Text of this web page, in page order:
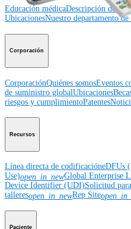
Educación médicaDescripción de
UbicacionesNuestro departamento
Corporación
CorporaciónQuiénes somosEventos
de suministro globalUbicaciones
riesgos y cumplimientoPatentes
Recursos
Línea directa de codificacióneDFUs
Use)open_in_newGlobal Enterprise
Device Identifier (UDI)Solicitud
talleresopen_in_newRep Site
Paciente